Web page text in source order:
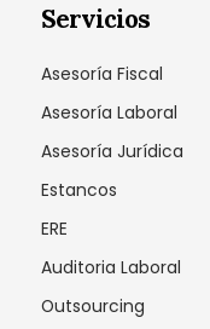
Servicios
Asesoría Fiscal
Asesoría Laboral
Asesoría Jurídica
Estancos
ERE
Auditoria Laboral
Outsourcing
mediante el panel
Cookies